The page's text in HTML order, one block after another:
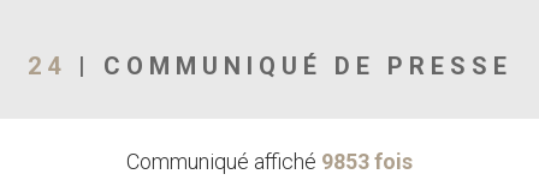
Communiqués de
24 | COMMUNIQUÉ DE PRESSE
Communiqué affiché 9853 fois